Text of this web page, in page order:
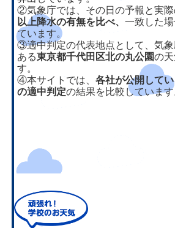
②気象庁では、その日の予報と実
以上降水の有無を比べ、一致した
ています。
③適中判定の代表地点として、気
ある東京都千代田区北の丸公園の
す。
④本サイトでは、各社が公開して
の適中判定の結果を比較しています